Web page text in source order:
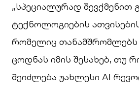
„სპეციალურად შევქმენით
ტექნოლოგიების
რომელიც თანამშრომლებს
ცოდნას იმის შესახებ, თუ
შეიძლება უახლესი AI